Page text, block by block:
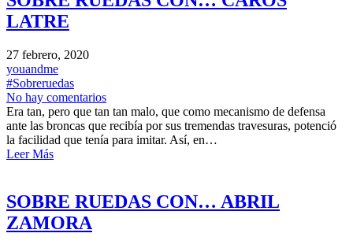
LATRE
27 febrero, 2020
youandme
#Sobreruedas
No hay comentarios
Era tan, pero que tan tan malo, que como mecanismo de defensa
ante las broncas que recibía por sus tremendas travesuras, potenció
la facilidad que tenía para imitar. Así, en…
Leer Más
SOBRE RUEDAS CON… ABRIL
ZAMORA